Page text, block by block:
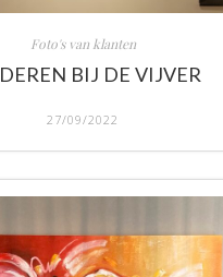
Foto's van klanten
BIJ DE VIJVER
27/09/2022